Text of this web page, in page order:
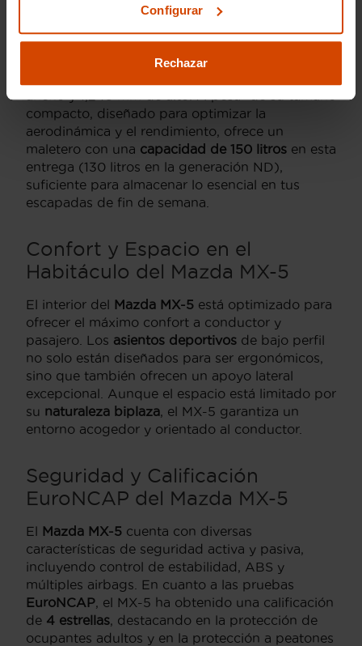
Configurar
Rechazar
4,020 mm de largo(corrigiendo la cota exterior
exacta de esta generación frente a los 3,915 mm
ancho y 1,245 mm de alto. A pesar de su tamaño
compacto, diseñado para optimizar la
aerodinámica y el rendimiento, ofrece un
maletero con una capacidad de 150 litros en esta
entrega (130 litros en la generación ND),
suficiente para almacenar lo esencial en tus
escapadas de fin de semana.
Confort y Espacio en el
Habitáculo del Mazda MX-5
El interior del Mazda MX-5 está optimizado para
ofrecer el máximo confort a conductor y
pasajero. Los asientos deportivos de bajo perfil
no solo están diseñados para ser ergonómicos,
sino que también ofrecen un apoyo lateral
excepcional. Aunque el espacio está limitado por
su naturaleza biplaza, el MX-5 garantiza un
entorno acogedor y orientado al conductor.
Seguridad y Calificación
EuroNCAP del Mazda MX-5
El Mazda MX-5 cuenta con diversas
características de seguridad activa y pasiva,
incluyendo control de estabilidad, ABS y
múltiples airbags. En cuanto a las pruebas
EuroNCAP, el MX-5 ha obtenido una calificación
de 4 estrellas, destacando en la protección de
ocupantes adultos y en la protección a peatones